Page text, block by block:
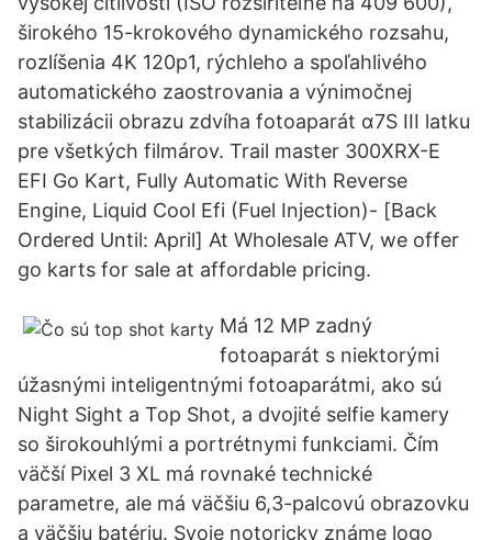
širokého 15-krokového dynamického rozsahu,
rozlíšenia 4K 120p1, rýchleho a spoľahlivého
automatického zaostrovania a výnimočnej
stabilizácii obrazu zdvíha fotoaparát α7S III latku
pre všetkých filmárov. Trail master 300XRX-E
EFI Go Kart, Fully Automatic With Reverse
Engine, Liquid Cool Efi (Fuel Injection)- [Back
Ordered Until: April] At Wholesale ATV, we offer
go karts for sale at affordable pricing.
Má 12 MP zadný
fotoaparát s niektorými
úžasnými inteligentnými fotoaparátmi, ako sú
Night Sight a Top Shot, a dvojité selfie kamery
so širokouhlými a portrétnymi funkciami. Čím
väčší Pixel 3 XL má rovnaké technické
parametre, ale má väčšiu 6,3-palcovú obrazovku
a väčšiu batériu. Svoje notoricky známe logo